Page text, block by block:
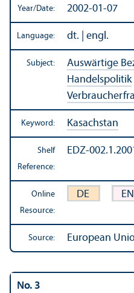
Year/Date: 2002-01-07
Language: dt. | engl.
Subject: Auswärtige
Handelspolitik|
Keyword: Kasachstan
Shelf
Reference:
EDZ-
Online
Resource:
DE EN
Source: European
No. 3